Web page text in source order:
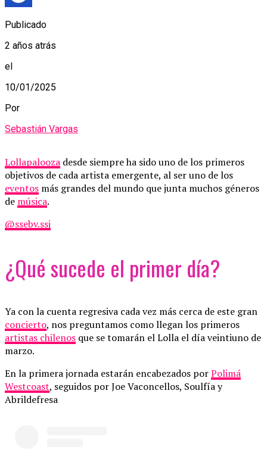
Publicado
2 años atrás
el
10/01/2025
Por
Sebastián Vargas
Lollapalooza desde siempre ha sido uno de los primeros
objetivos de cada artista emergente, al ser uno de los
eventos más grandes del mundo que junta muchos géneros
de música.
@ssebv.ssj
¿Qué sucede el primer día?
Ya con la cuenta regresiva cada vez más cerca de este gran
concierto, nos preguntamos como llegan los primeros
artistas chilenos que se tomarán el Lolla el día veintiuno de
marzo.
En la primera jornada estarán encabezados porPolimá
Westcoast, seguidos por Joe Vaconcellos, Soulfía y
Abrildefresa